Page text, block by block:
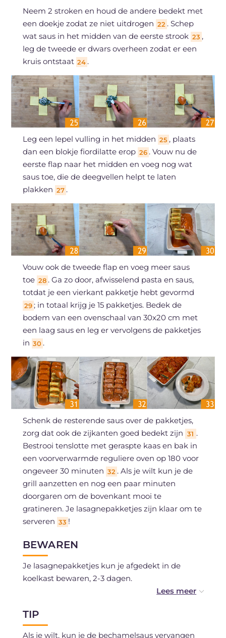
Neem 2 stroken en houd de andere bedekt met
een doekje zodat ze niet uitdrogen 22 . Schep
wat saus in het midden van de eerste strook 23 ,
leg de tweede er dwars overheen zodat er een
kruis ontstaat 24 .
Leg een lepel vulling in het midden 25 , plaats
dan een blokje fiordilatte erop 26 . Vouw nu de
eerste flap naar het midden en voeg nog wat
saus toe, die de deegvellen helpt te laten
plakken 27 .
Vouw ook de tweede flap en voeg meer saus
toe 28 . Ga zo door, afwisselend pasta en saus,
totdat je een vierkant pakketje hebt gevormd
29 ; in totaal krijg je 15 pakketjes. Bedek de
bodem van een ovenschaal van 30x20 cm met
een laag saus en leg er vervolgens de pakketjes
in 30 .
Schenk de resterende saus over de pakketjes,
zorg dat ook de zijkanten goed bedekt zijn 31 .
Bestrooi tenslotte met geraspte kaas en bak in
een voorverwarmde reguliere oven op 180 voor
ongeveer 30 minuten 32 . Als je wilt kun je de
grill aanzetten en nog een paar minuten
doorgaren om de bovenkant mooi te
gratineren. Je lasagnepakketjes zijn klaar om te
serveren 33 !
BEWAREN
Je lasagnepakketjes kun je afgedekt in de
koelkast bewaren, 2-3 dagen.
TIP
Als je wilt, kun je de bechamelsaus vervangen